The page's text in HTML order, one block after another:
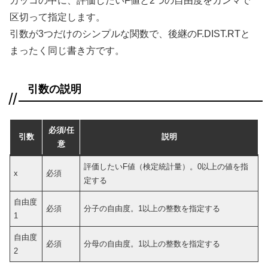
区切って指定します。
引数が3つだけのシンプルな関数で、後継のF.DIST.RTと
まったく同じ書き方です。
引数の説明
引数
必須/任
意
説明
x 必須
評価したいF値（検定統計量）。0以上の値を指
定する
自由度
1
必須 分子の自由度。1以上の整数を指定する
自由度
2
必須 分母の自由度。1以上の整数を指定する